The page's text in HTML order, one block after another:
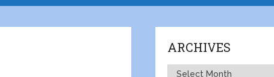
ARCHIVES
Archives